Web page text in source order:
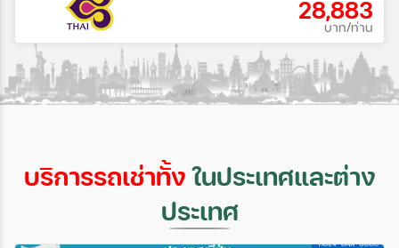
28,883
บาท/ท่าน
บริการรถเช่าทั้งในประเทศและต่าง
ประเทศ